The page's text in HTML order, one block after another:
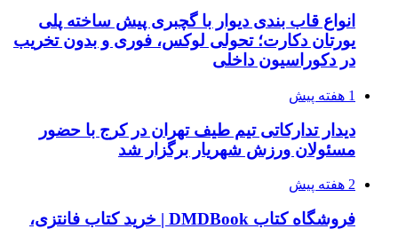
انواع قاب بندی دیوار با گچبری پیش ساخته پلی
یورتان دکارت؛ تحولی لوکس، فوری و بدون تخریب
در دکوراسیون داخلی
1 هفته پیش
دیدار تدارکاتی تیم طیف تهران در کرج با حضور
مسئولان ورزش شهریار برگزار شد
2 هفته پیش
فروشگاه کتاب DMDBook | خرید کتاب فانتزی،